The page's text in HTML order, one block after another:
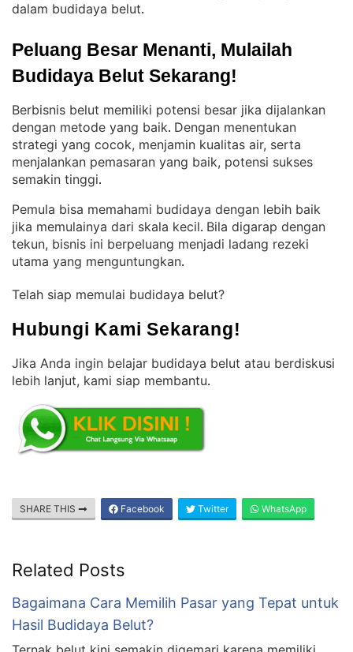
dalam budidaya belut.
Peluang Besar Menanti, Mulailah
Budidaya Belut Sekarang!
Berbisnis belut memiliki potensi besar jika dijalankan
dengan metode yang baik. Dengan menentukan
strategi yang cocok, menjamin kualitas air, serta
menjalankan pemasaran yang baik, potensi sukses
semakin tinggi.
Pemula bisa memahami budidaya dengan lebih baik
jika memulainya dari skala kecil. Bila digarap dengan
tekun, bisnis ini berpeluang menjadi ladang rezeki
utama yang menguntungkan.
Telah siap memulai budidaya belut?
Hubungi Kami Sekarang!
Jika Anda ingin belajar budidaya belut atau berdiskusi
lebih lanjut, kami siap membantu.
SHARE THIS Facebook Twitter WhatsApp
Related Posts
Bagaimana Cara Memilih Pasar yang Tepat untuk
Hasil Budidaya Belut?